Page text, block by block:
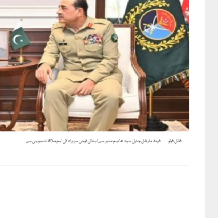
فائل فوٹو فیلڈ مارشل جنرل سید عاصم منیر سے لبنانی فوجی سربراہ کی اہم ملاقات ہورہی ہے